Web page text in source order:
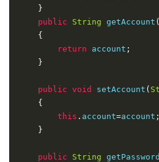
this. password=memento
{
System.out.println(
}
public
String getAccount
{
return account ;
}
public void setAccount (
{
this . account=account ;
}
public String getPassword